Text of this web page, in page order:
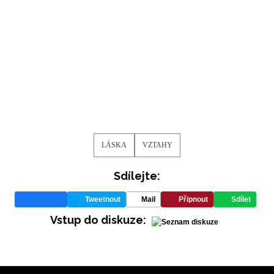
LÁSKA VZTAHY
Sdílejte:
Tweetnout Mail Připnout Sdílet
Vstup do diskuze: